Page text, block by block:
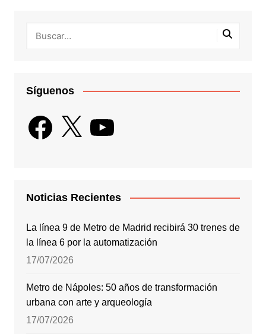
Síguenos
Facebook
X YouTube
Noticias Recientes
La línea 9 de Metro de Madrid recibirá 30 trenes de
la línea 6 por la automatización
17/07/2026
Metro de Nápoles: 50 años de transformación
urbana con arte y arqueología
17/07/2026